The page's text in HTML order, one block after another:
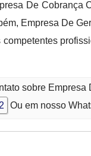
De
Empresa De
sobre
Ou em nosso